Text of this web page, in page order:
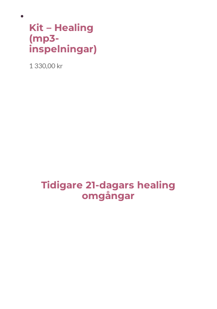
Kit – Healing
(mp3-
inspelningar)
1 330,00 kr
Tidigare 21-dagars healing
omgångar